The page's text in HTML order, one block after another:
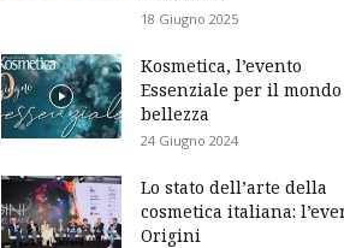
18 Giugno 2025
Kosmetica, l’evento
Essenziale per il
bellezza
24 Giugno 2024
Lo stato dell’arte della
cosmetica italiana:
Origini